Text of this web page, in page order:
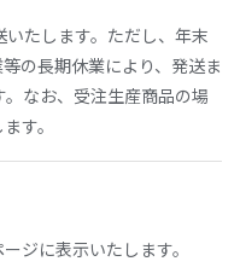
たします。ただし、年末
の長期休業により、発送ま
なお、受注生産商品の場
す。
ジに表示いたします。